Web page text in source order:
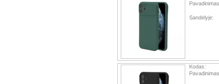
Sandėlyje:
Kodas: